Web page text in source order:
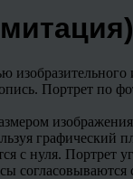
Портрет по
с нуля. Портрет
согласовываются